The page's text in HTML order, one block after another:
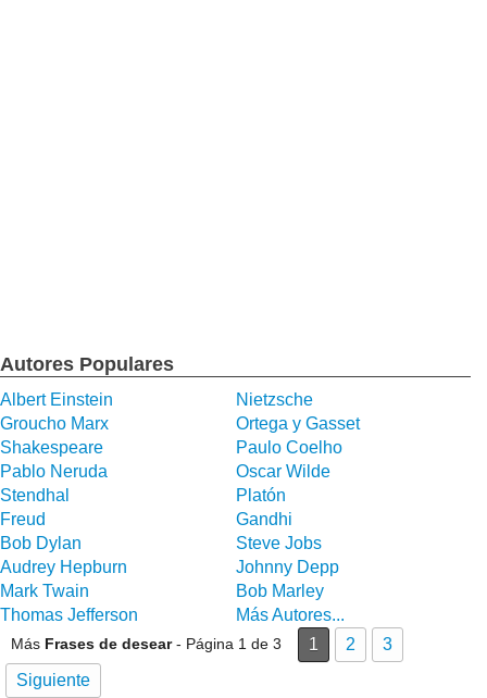
Autores Populares
Albert Einstein
Nietzsche
Groucho Marx
Ortega y Gasset
Shakespeare
Paulo Coelho
Pablo Neruda
Oscar Wilde
Stendhal
Platón
Freud
Gandhi
Bob Dylan
Steve Jobs
Audrey Hepburn
Johnny Depp
Mark Twain
Bob Marley
Thomas Jefferson
Más Autores...
Más Frases de desear- Página 1 de 3 1 2
3
Siguiente